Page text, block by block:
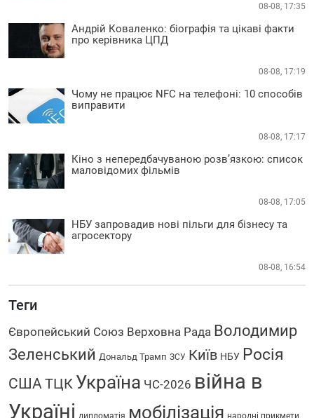
08-08, 17:35
Андрій Коваленко: біографія та цікаві факти
про керівника ЦПД
08-08, 17:19
Чому не працює NFC на телефоні: 10 способів
виправити
08-08, 17:17
Кіно з непередбачуваною розв’язкою: список
маловідомих фільмів
08-08, 17:05
НБУ запровадив нові пільги для бізнесу та
агросектору
08-08, 16:54
Теги
Європейський Союз Верховна Рада Володимир
Зеленський Дональд Трамп ЗСУ Київ НБУ Росія
США ТЦК Україна ЧС-2026 війна в
Україні дипломатія мобілізація народні прикмети